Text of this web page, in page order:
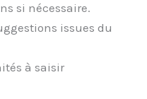
si nécessaire.
issues du
à saisir